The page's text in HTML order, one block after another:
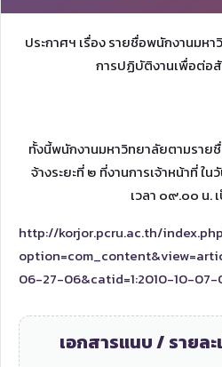
ประกาศฯ เรื่อง รายชื่อพนักงานมห
การปฏิบัติงานเพื่อต่อ
ทั้งนี้พนักงานมหาวิทยาลัยตามราย
จ้างระยะที่ ๒ ที่งานการเจ้าหน้าที่
เวลา ๐๙.๐๐ น.
http://korjor.pcru.ac.th/
06-27-06&catid=1:2010-10-07-
เอกสารแนบ / รายล